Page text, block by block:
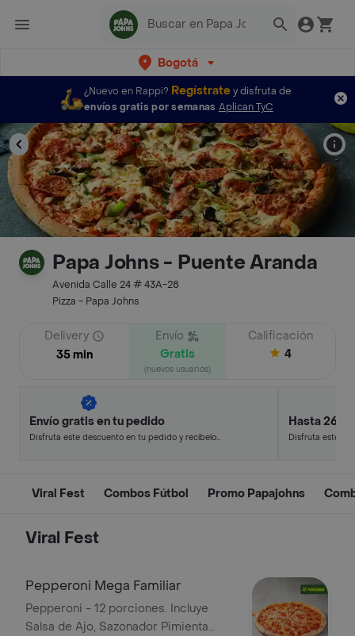
Bogotá
¿Nuevo en Rappi? Regístratey disfruta de
envíos gratis por semanas Aplican TyC
Papa Johns - Puente Aranda
Avenida Calle 24 # 43A-28
Pizza - Papa Johns
Delivery
35 min
Envío
Gratis
(nuevos usuarios)
Calificación
4
Envío gratis en tu pedido
Disfruta este descuento en tu pedido y recíbelo
Hasta 26%
Disfruta este
Viral Fest Combos Fútbol Promo Papajohns
Viral Fest
Pepperoni Mega Familiar
Pepperoni - 12 porciones. Incluye
Salsa de Ajo, Sazonador Pimienta